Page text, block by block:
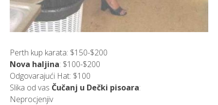
Perth kup karata: $150-$200
Nova haljina: $100-$200
Odgovarajući Hat: $100
Slika od vas Čučanj u Dečki pisoara:
Neprocjenjiv